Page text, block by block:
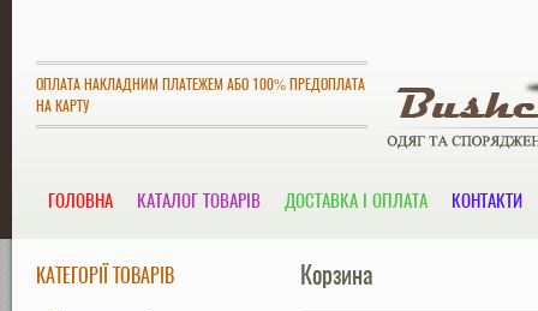
ОПЛАТА НАКЛАДНИМ ПЛАТЕЖЕМ АБО 100% ПРЕДОПЛАТА
НА КАРТУ
ГОЛОВНА КАТАЛОГ ТОВАРІВ ДОСТАВКА І ОПЛАТА КОНТАКТИ
КАТЕГОРІЇ ТОВАРІВ Корзина